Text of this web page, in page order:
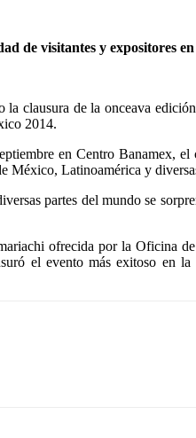
de visitantes y expositores
la clausura de la onceava
2014.
en Centro Banamex,
México, Latinoamérica y
partes del mundo se
ofrecida por la Oficina
el evento más exitoso en